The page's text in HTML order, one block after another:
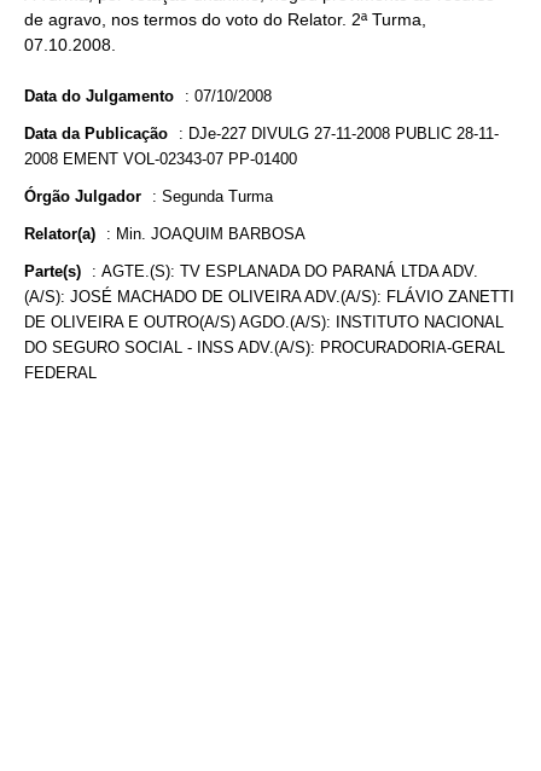
de agravo, nos termos do voto do Relator. 2ª Turma,
07.10.2008.
Data do Julgamento : 07/10/2008
Data da Publicação : DJe-227 DIVULG 27-11-2008 PUBLIC 28-11-
2008 EMENT VOL-02343-07 PP-01400
Órgão Julgador : Segunda Turma
Relator(a) : Min. JOAQUIM BARBOSA
Parte(s) : AGTE.(S): TV ESPLANADA DO PARANÁ LTDA ADV.
(A/S): JOSÉ MACHADO DE OLIVEIRA ADV.(A/S): FLÁVIO ZANETTI
DE OLIVEIRA E OUTRO(A/S) AGDO.(A/S): INSTITUTO NACIONAL
DO SEGURO SOCIAL - INSS ADV.(A/S): PROCURADORIA-GERAL
FEDERAL